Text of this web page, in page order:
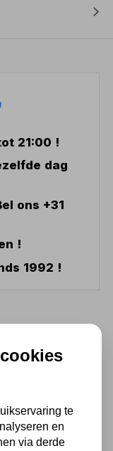
21:00 !
dag
ons +31
!
1992 !
-
te
en
via derde